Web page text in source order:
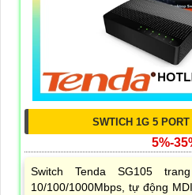
SWTICH 1G 5
5%-
Switch Tenda SG105
10/100/1000Mbps, tự động